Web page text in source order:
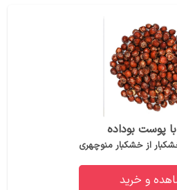
پوست بوداده
از خشکبار منوچهری
و خرید